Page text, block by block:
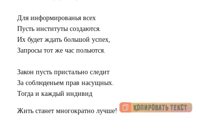
Для информированья всех
Пусть институты создаются.
Их будет ждать большой успех,
Запросы тот же час польются.
Закон пусть пристально следит
За соблюденьем прав насущных.
Тогда и каждый индивид
Жить станет многократно лучше!